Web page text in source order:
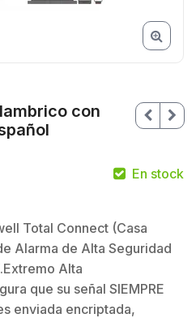
con
$
En stock
Total Connect (Casa
Alarma de Alta Seguridad
Alta
que su señal SIEMPRE
enviada encriptada,